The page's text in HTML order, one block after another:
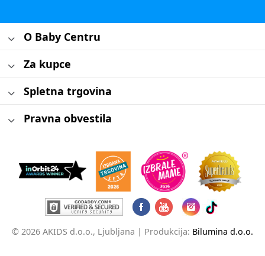
O Baby Centru
Za kupce
Spletna trgovina
Pravna obvestila
© 2026 AKIDS d.o.o., Ljubljana | Produkcija: Bilumina d.o.o.